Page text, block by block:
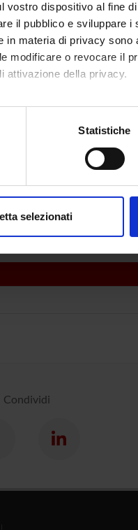
dispositivo al fine
il pubblico e sviluppare
materia di privacy sono
modificare o revocare il
attivazione della privacy.
con
dalla Dichiarazione sui
combinarle con
Statistiche
selezionati
associato
Condividi